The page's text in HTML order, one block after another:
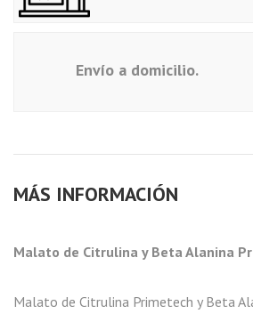
Envío a domicilio.
MÁS INFORMACIÓN
Malato de Citrulina y Beta Alanina
Malato de Citrulina Primetech y Beta